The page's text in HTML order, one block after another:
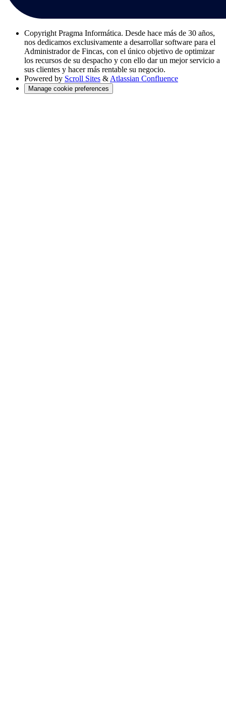
Copyright Pragma Informática. Desde hace más de 30 años,
nos dedicamos exclusivamente a desarrollar software para el
Administrador de Fincas, con el único objetivo de optimizar
los recursos de su despacho y con ello dar un mejor servicio a
sus clientes y hacer más rentable su negocio.
Powered by Scroll Sites & Atlassian Confluence
Manage cookie preferences